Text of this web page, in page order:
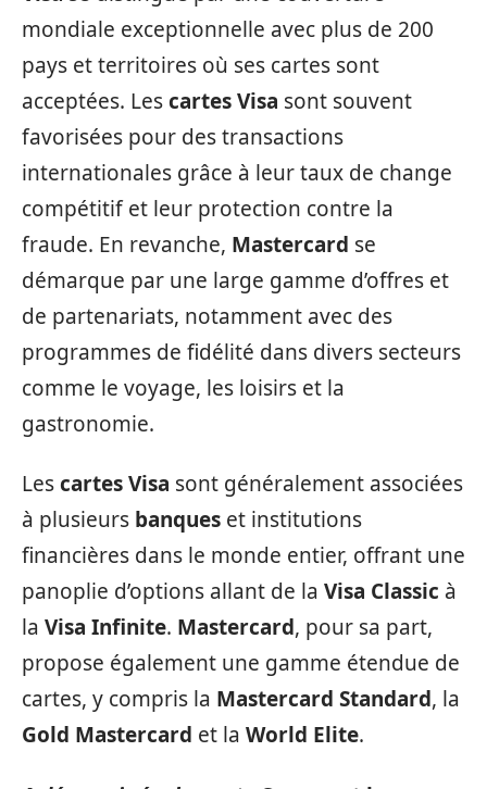
mondiale exceptionnelle avec plus de 200
pays et territoires où ses cartes sont
acceptées. Lescartes Visa sont souvent
favorisées pour des transactions
internationales grâce à leur taux de change
compétitif et leur protection contre la
fraude. En revanche, Mastercard se
démarque par une large gamme d’offres et
de partenariats, notamment avec des
programmes de fidélité dans divers secteurs
comme le voyage, les loisirs et la
gastronomie.
Lescartes Visa sont généralement associées
à plusieurs banques et institutions
financières dans le monde entier, offrant une
panoplie d’options allant de la Visa Classic à
la Visa Infinite. Mastercard, pour sa part,
propose également une gamme étendue de
cartes, y compris la Mastercard Standard, la
Gold Mastercard et la World Elite.